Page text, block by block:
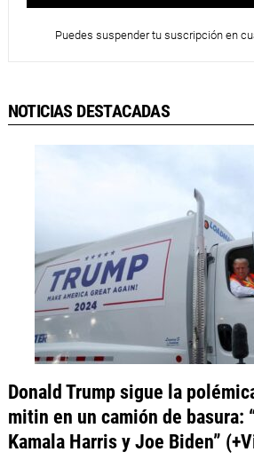
Puedes suspender tu suscripción en
NOTICIAS DESTACADAS
Donald Trump sigue la
mitin en un camión de basura:
Kamala Harris y Joe Biden”